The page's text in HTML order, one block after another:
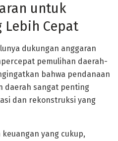
untuk
Lebih Cepat
dukungan anggaran
pemulihan daerah-
bahwa pendanaan
daerah sangat penting
dan rekonstruksi yang
yang cukup,